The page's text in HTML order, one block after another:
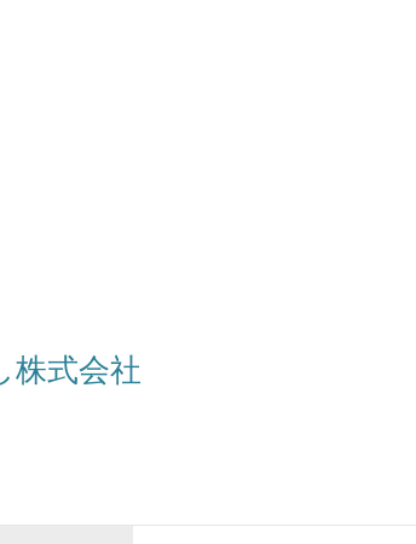
株式会社